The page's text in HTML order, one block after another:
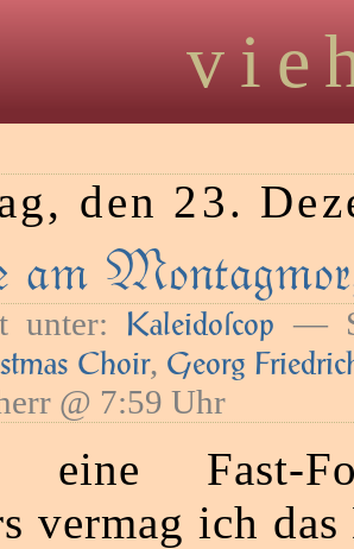
den 23.
am
unter: Kaleidoſcop —
Choir, Georg
@ 7:59 Uhr
eine Fast-
vermag ich